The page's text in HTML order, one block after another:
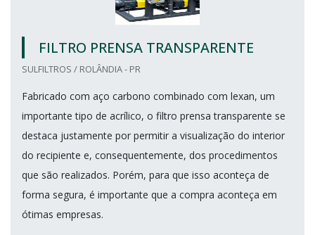
FILTRO PRENSA TRANSPARENTE
SULFILTROS / ROLÂNDIA - PR
Fabricado com aço carbono combinado com lexan, um
importante tipo de acrílico, o filtro prensa transparente se
destaca justamente por permitir a visualização do interior
do recipiente e, consequentemente, dos procedimentos
que são realizados. Porém, para que isso aconteça de
forma segura, é importante que a compra aconteça em
ótimas empresas.